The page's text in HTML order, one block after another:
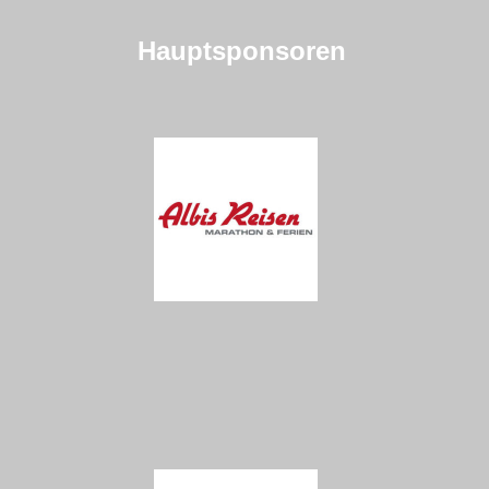
news-archiv
ssc-jahresprogramm 2026
startnummern-börse
Hauptsponsoren